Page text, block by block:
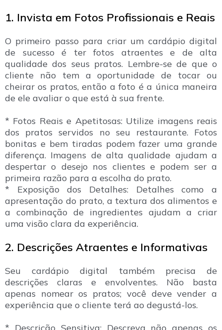
1. Invista em Fotos Profissionais e Reais
O primeiro passo para criar um cardápio digital
de sucesso é ter fotos atraentes e de alta
qualidade dos seus pratos. Lembre-se de que o
cliente não tem a oportunidade de tocar ou
cheirar os pratos, então a foto é a única maneira
de ele avaliar o que está à sua frente.
* Fotos Reais e Apetitosas: Utilize imagens reais
dos pratos servidos no seu restaurante. Fotos
bonitas e bem tiradas podem fazer uma grande
diferença. Imagens de alta qualidade ajudam a
despertar o desejo nos clientes e podem ser a
primeira razão para a escolha do prato.
* Exposição dos Detalhes: Detalhes como a
apresentação do prato, a textura dos alimentos e
a combinação de ingredientes ajudam a criar
uma visão clara da experiência.
2. Descrições Atraentes e Informativas
Seu cardápio digital também precisa de
descrições claras e envolventes. Não basta
apenas nomear os pratos; você deve vender a
experiência que o cliente terá ao degustá-los.